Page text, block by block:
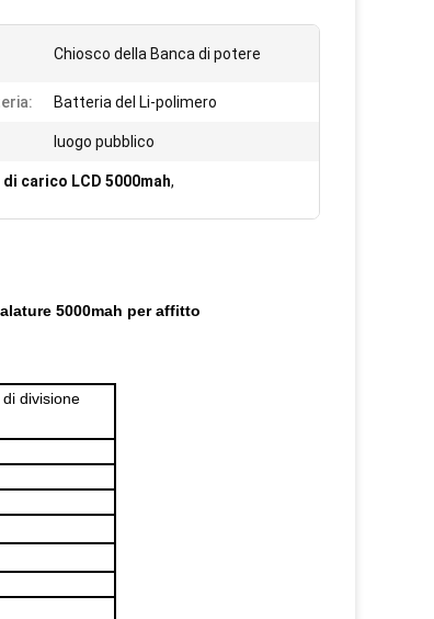
Chiosco della Banca di potere
Batteria del Li-polimero
luogo pubblico
carico LCD 5000mah,
5000mah per affitto
divisione